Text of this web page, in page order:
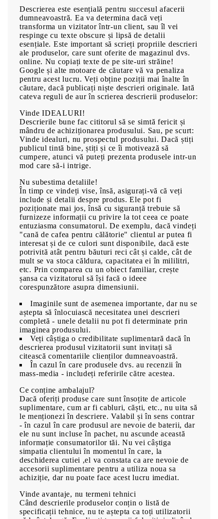
Descrierea este esențială pentru succesul afacerii
dumneavoastră. Ea va determina dacă veți
transforma un vizitator într-un client, sau îl vei
respinge cu texte obscure și lipsă de detalii
esențiale. Este important să scrieți propriile descrieri
ale produselor, care sunt oferite de magazinul dvs.
online. Nu copiați texte de pe site-uri străine!
Google și alte motoare de căutare vă va penaliza
pentru acest lucru. Veți obține poziții mai înalte în
căutare, dacă publicați niște descrieri originale. Iată
cateva reguli de aur în scrierea descrierii produselor:
Vinde IDEALURI!
Descrierile bune fac cititorul să se simtă fericit și
mândru de achiziționarea produsului. Sau, pe scurt:
Vinde idealuri, nu prospectul produsului. Dacă știți
publicul tintă bine, știți și ce îi motivează să
cumpere, atunci vă puteți prezenta produsele intr-un
mod care să-i intrige.
Nu subestima detaliile!
În timp ce vindeți vise, însă, asigurați-vă că veți
include și detalii despre produs. Ele pot fi
poziționate mai jos, însă cu siguranță trebuie să
furnizeze informații cu privire la tot ceea ce poate
entuziasma consumatorul. De exemplu, dacă vindeți
"cană de cafea pentru călătorie" clientul ar putea fi
interesat și de ce culori sunt disponibile, dacă este
potrivită atât pentru băuturi reci cât și calde, cât de
mult se va stoca căldura, capacitatea ei în mililitri,
etc. Prin comparea cu un obiect familiar, crește
șansa ca vizitatorul să își facă o ideee
corespunzătore asupra dimensiunii.
Imaginile sunt de asemenea importante, dar nu se
aștepta să înlocuiască necesitatea unei descrieri
completă - unele detalii nu pot fi determinate prin
imaginea produsului.
Veți câștiga o credibilitate suplimentară dacă în
descrierea produsul vizitatorii sunt invitați să
citească comentariile clienților dumneavoastră.
În cazul în care produsele dvs. au recenzii în
mass-media - includeți referirile către acestea.
Ce conține ambalajul?
Dacă oferiți produse care sunt însoțite de articole
suplimentare, cum ar fi cabluri, căști, etc., nu uita să
le menționezi în descriere. Valabil și în sens contrar
- în cazul în care produsul are nevoie de baterii, dar
ele nu sunt incluse în pachet, nu ascunde această
informație consumatorilor tăi. Nu vei câștiga
simpatia clientului în momentul în care, la
deschiderea cutiei ,el va constata ca are nevoie de
accesorii suplimentare pentru a utiliza noua sa
achiziție, dar nu poate face acest lucru imediat.
Vinde avantaje, nu termeni tehnici
Când descrierile produselor conțin o listă de
specificații tehnice, nu te aștepta ca toți utilizatorii